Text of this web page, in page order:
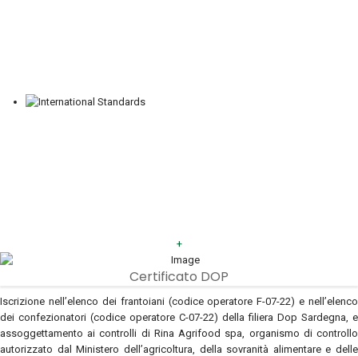
+
Certificato DOP
Iscrizione nell’elenco dei frantoiani (codice operatore F-07-22) e nell’elenco
dei confezionatori (codice operatore C-07-22) della filiera Dop Sardegna, e
assoggettamento ai controlli di Rina Agrifood spa, organismo di controllo
autorizzato dal Ministero dell’agricoltura, della sovranità alimentare e delle